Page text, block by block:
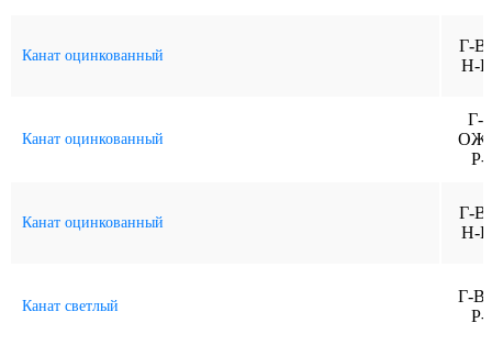
Канат оцинкованный
Г-
Н-
Канат оцинкованный
Г-
Р-
Канат оцинкованный
Г-
Н-
Канат светлый
Г-
Р-